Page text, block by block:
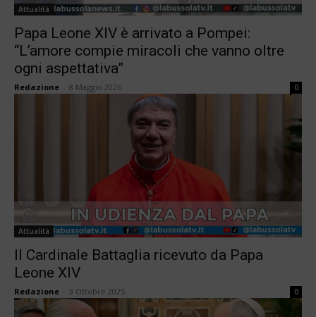
Attualità
Papa Leone XIV è arrivato a Pompei:
“L’amore compie miracoli che vanno oltre
ogni aspettativa”
Redazione 8 Maggio 2026 0
Attualità
Il Cardinale Battaglia ricevuto da Papa
Leone XIV
Redazione 3 Ottobre 2025 0